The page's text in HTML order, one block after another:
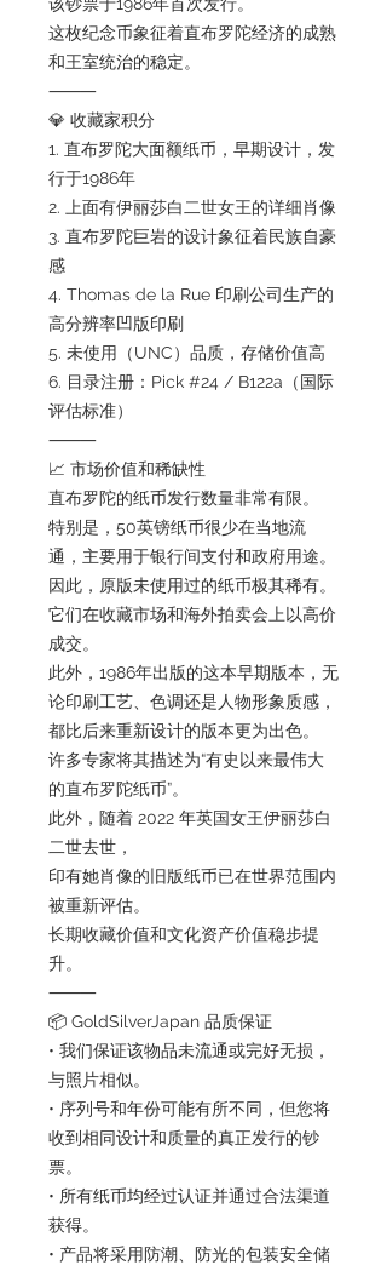
这枚纪念币象征着直布罗陀经济的成熟
和王室统治的稳定。
⸻
💎 收藏家积分
1. 直布罗陀大面额纸币，早期设计，发
行于1986年
2. 上面有伊丽莎白二世女王的详细肖像
3. 直布罗陀巨岩的设计象征着民族自豪
感
4. Thomas de la Rue 印刷公司生产的
高分辨率凹版印刷
5. 未使用（UNC）品质，存储价值高
6. 目录注册：Pick #24 / B122a（国际
评估标准）
⸻
📈 市场价值和稀缺性
直布罗陀的纸币发行数量非常有限。
特别是，50英镑纸币很少在当地流
通，主要用于银行间支付和政府用途。
因此，原版未使用过的纸币极其稀有。
它们在收藏市场和海外拍卖会上以高价
成交。
此外，1986年出版的这本早期版本，无
论印刷工艺、色调还是人物形象质感，
都比后来重新设计的版本更为出色。
许多专家将其描述为“有史以来最伟大
的直布罗陀纸币”。
此外，随着 2022 年英国女王伊丽莎白
二世去世，
印有她肖像的旧版纸币已在世界范围内
被重新评估。
长期收藏价值和文化资产价值稳步提
升。
⸻
📦 GoldSilverJapan 品质保证
• 我们保证该物品未流通或完好无损，
与照片相似。
• 序列号和年份可能有所不同，但您将
收到相同设计和质量的真正发行的钞
票。
• 所有纸币均经过认证并通过合法渠道
获得。
• 产品将采用防潮、防光的包装安全储